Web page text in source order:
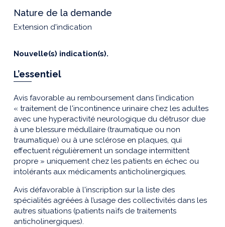
Nature de la demande
Extension d'indication
Nouvelle(s) indication(s).
L’essentiel
Avis favorable au remboursement dans l’indication
« traitement de l'incontinence urinaire chez les adultes
avec une hyperactivité neurologique du détrusor due
à une blessure médullaire (traumatique ou non
traumatique) ou à une sclérose en plaques, qui
effectuent régulièrement un sondage intermittent
propre » uniquement chez les patients en échec ou
intolérants aux médicaments anticholinergiques.
Avis défavorable à l'inscription sur la liste des
spécialités agréées à l’usage des collectivités dans les
autres situations (patients naïfs de traitements
anticholinergiques).